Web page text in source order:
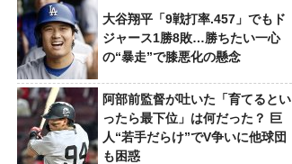
大谷翔平「9戦打率.457」でもド
ジャース1勝8敗…勝ちたい一心
の“暴走”で膝悪化の懸念
阿部前監督が吐いた「育てるとい
ったら最下位」は何だった？ 巨
人“若手だらけ”でV争いに他球団
も困惑